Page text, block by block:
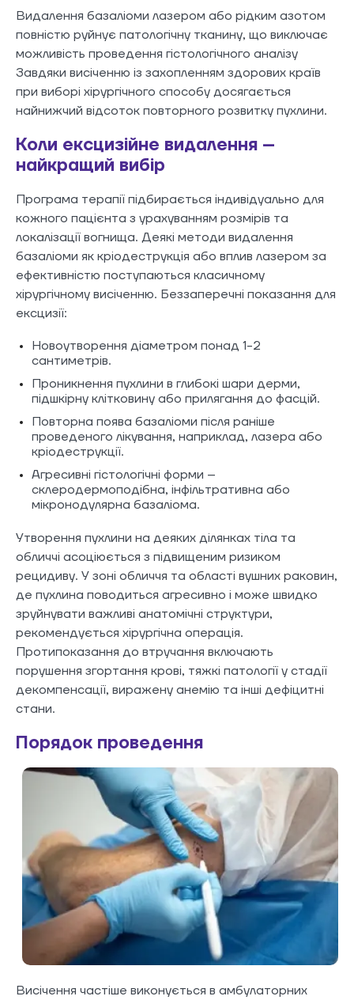
Видалення базаліоми лазером або рідким азотом
повністю руйнує патологічну тканину, що виключає
можливість проведення гістологічного аналізу
Завдяки висіченню із захопленням здорових країв
при виборі хірургічного способу досягається
найнижчий відсоток повторного розвитку пухлини.
Коли ексцизійне видалення –
найкращий вибір
Програма терапії підбирається індивідуально для
кожного пацієнта з урахуванням розмірів та
локалізації вогнища. Деякі методи видалення
базаліоми як кріодеструкція або вплив лазером за
ефективністю поступаються класичному
хірургічному висіченню. Беззаперечні показання для
ексцизії:
Новоутворення діаметром понад 1-2
сантиметрів.
Проникнення пухлини в глибокі шари дерми,
підшкірну клітковину або прилягання до фасцій.
Повторна поява базаліоми після раніше
проведеного лікування, наприклад, лазера або
кріодеструкції.
Агресивні гістологічні форми –
склеродермоподібна, інфільтративна або
мікронодулярна базаліома.
Утворення пухлини на деяких ділянках тіла та
обличчі асоціюється з підвищеним ризиком
рецидиву. У зоні обличчя та області вушних раковин,
де пухлина поводиться агресивно і може швидко
зруйнувати важливі анатомічні структури,
рекомендується хірургічна операція.
Протипоказання до втручання включають
порушення згортання крові, тяжкі патології у стадії
декомпенсації, виражену анемію та інші дефіцитні
стани.
Порядок проведення
Висічення частіше виконується в амбулаторних